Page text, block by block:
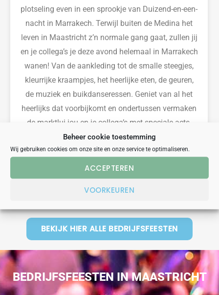
Beheer cookie toestemming
Wij gebruiken cookies om onze site en onze service te optimaliseren.
ACCEPTEREN
VOORKEUREN
plotseling even in een sprookje van Duizend-en-een-
nacht in Marrakech. Terwijl buiten de Medina het
leven in Maastricht z’n normale gang gaat,zullen jij
en je collega’s je deze avond helemaal in Marrakech
wanen! Van de aankleding tot de smalle steegjes,
kleurrijke kraampjes, het heerlijke eten, de geuren,
de muziek en buikdanseressen. Geniet van al het
heerlijks dat voorbijkomt en ondertussen vermaken
de marktlui jou en je collega’s met speciale acts.
Boek dit bijzondere themafeest en waan je in een
andere wereld.
BEKIJK
BEKIJK HIER ALLE BEDRIJFSFEESTEN
BEDRIJFSFEESTEN IN MAASTRICHT